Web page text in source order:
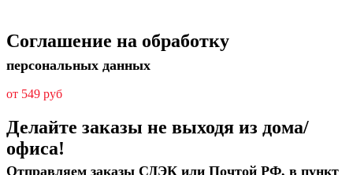
Соглашение на обработку
персональных данных
от 549 руб
Делайте заказы не выходя из дома/
офиса!
Отправляем заказы СДЭК или Почтой РФ, в пункт